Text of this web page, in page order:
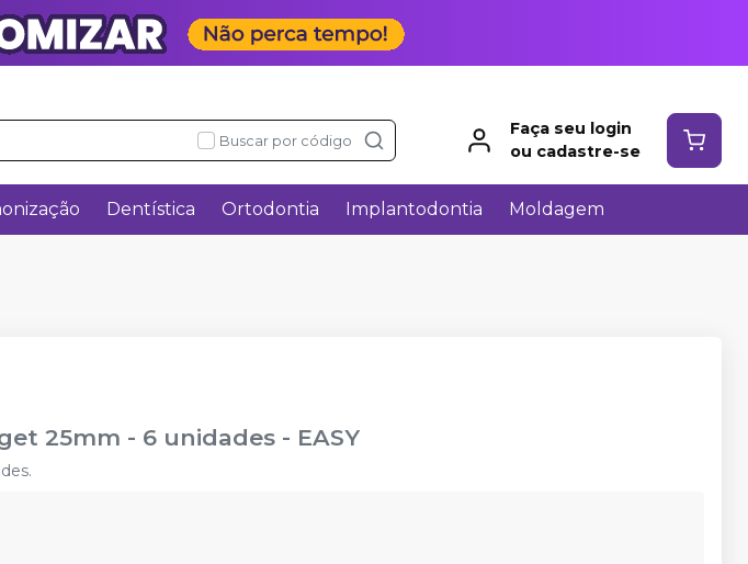
Buscar por código
Faça seu login
ou cadastre-se
Dentística Ortodontia Implantodontia Moldagem
25mm - 6 unidades - EASY